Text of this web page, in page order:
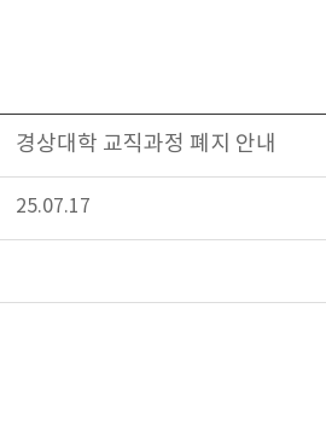
경상대학 교직과정 폐지 안내
25.07.17